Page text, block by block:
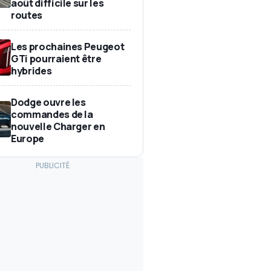
août difficile sur les
routes
Les prochaines Peugeot
GTi pourraient être
hybrides
Dodge ouvre les
commandes de la
nouvelle Charger en
Europe